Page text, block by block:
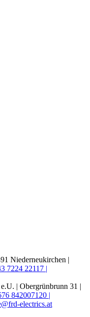
Niederneukirchen |
7224 22117 |
| Obergrünbrunn 31 |
842007120 |
electrics.at